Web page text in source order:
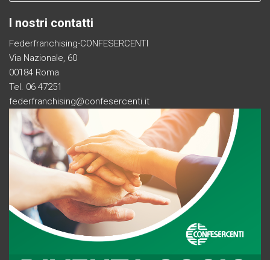
I nostri contatti
Federfranchising-CONFESERCENTI
Via Nazionale, 60
00184 Roma
Tel. 06 47251
federfranchising@confesercenti.it